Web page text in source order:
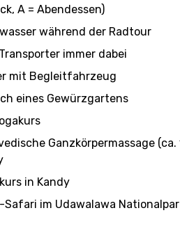
A = Abendessen)
während der Radtour
immer dabei
mit Begleitfahrzeug
eines Gewürzgartens
Ganzkörpermassage (ca.
in Kandy
Safari im Udawalawa